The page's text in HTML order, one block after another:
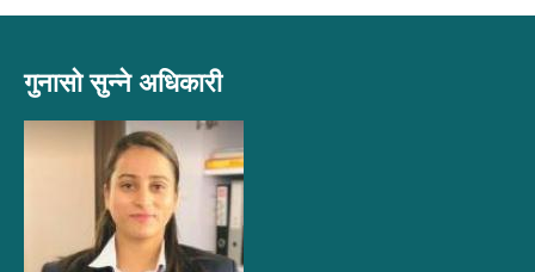
गुनासो सुन्ने अधिकारी